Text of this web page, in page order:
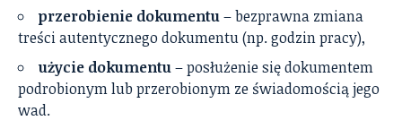
przerobienie dokumentu– bezprawna zmiana
treści autentycznego dokumentu (np. godzin pracy),
użycie dokumentu– posłużenie się dokumentem
podrobionym lub przerobionym ze świadomością jego
wad.